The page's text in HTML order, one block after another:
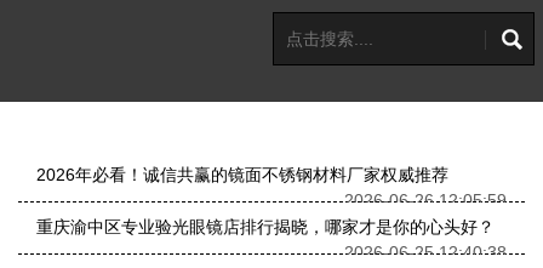
2026年必看！诚信共赢的镜面不锈钢材料厂家权威推荐
2026-06-26 12:05:59
重庆渝中区专业验光眼镜店排行揭晓，哪家才是你的心头好？
2026-06-25 12:40:38